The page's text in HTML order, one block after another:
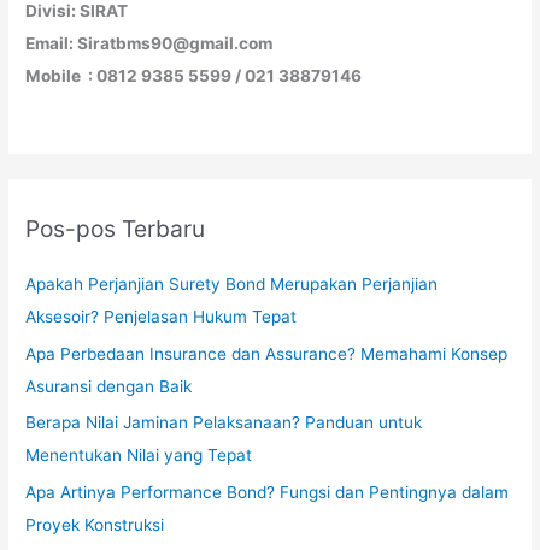
Divisi: SIRAT
Email: Siratbms90@gmail.com
Mobile : 0812 9385 5599 / 021 38879146
Pos-pos Terbaru
Apakah Perjanjian Surety Bond Merupakan Perjanjian
Aksesoir? Penjelasan Hukum Tepat
Apa Perbedaan Insurance dan Assurance? Memahami Konsep
Asuransi dengan Baik
Berapa Nilai Jaminan Pelaksanaan? Panduan untuk
Menentukan Nilai yang Tepat
Apa Artinya Performance Bond? Fungsi dan Pentingnya dalam
Proyek Konstruksi